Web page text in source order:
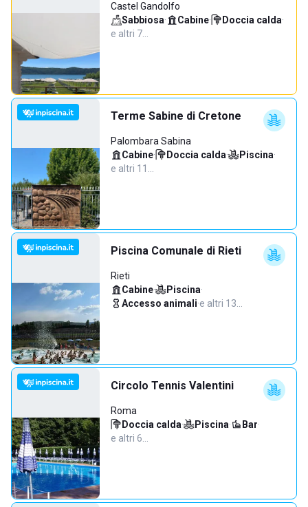
Castel Gandolfo
Sabbiosa· Cabine· Doccia calda·
e altri 7…
Terme Sabine di Cretone
Palombara Sabina
Cabine· Doccia calda· Piscina·
e altri 11…
Piscina Comunale di Rieti
Rieti
Cabine· Piscina·
Accesso animali·e altri 13…
Circolo Tennis Valentini
Roma
Doccia calda· Piscina· Bar·
e altri 6…